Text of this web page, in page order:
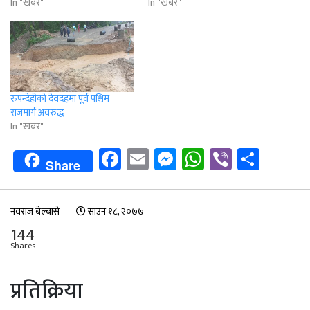
रुपन्देहीको देवदहमा पूर्व पश्चिम
राजमार्ग अवरुद्ध
In "खबर"
Share Facebook
EmailMessenger
WhatsApp
Viber
नवराज बेल्बासे साउन १८, २०७७
144
Shares
प्रतिक्रिया